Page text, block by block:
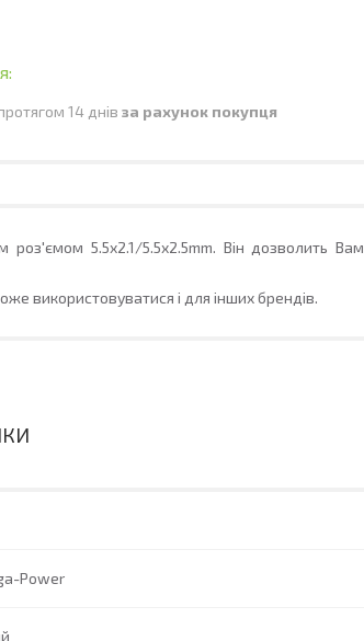
14 днів за рахунок покупця
роз'ємом 5.5х2.1/5.5х2.5mm. Він дозволить Вам
використовуватися і для інших брендів.
Power